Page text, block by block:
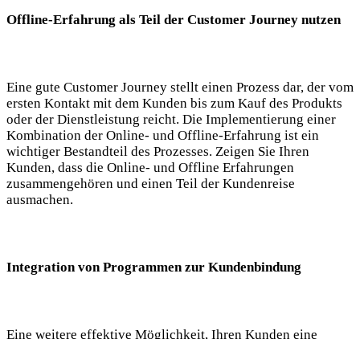
Offline-Erfahrung als Teil der Customer Journey nutzen
Eine gute Customer Journey stellt einen Prozess dar, der vom
ersten Kontakt mit dem Kunden bis zum Kauf des Produkts
oder der Dienstleistung reicht. Die Implementierung einer
Kombination der Online- und Offline-Erfahrung ist ein
wichtiger Bestandteil des Prozesses. Zeigen Sie Ihren
Kunden, dass die Online- und Offline Erfahrungen
zusammengehören und einen Teil der Kundenreise
ausmachen.
Integration von Programmen zur Kundenbindung
Eine weitere effektive Möglichkeit, Ihren Kunden eine